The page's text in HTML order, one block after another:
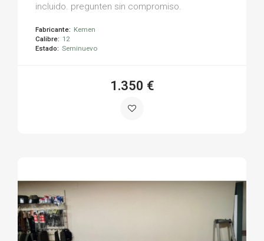
incluido. pregunten sin compromiso.
Fabricante: Kemen
Calibre: 12
Estado: Seminuevo
1.350 €